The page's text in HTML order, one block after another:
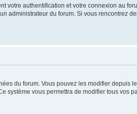
votre authentification et votre connexion au
administrateur du forum. Si vous rencontrez
du forum. Vous pouvez les modifier depuis
système vous permettra de modifier tous vos